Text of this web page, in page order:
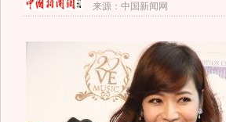
来源： 中国新闻网